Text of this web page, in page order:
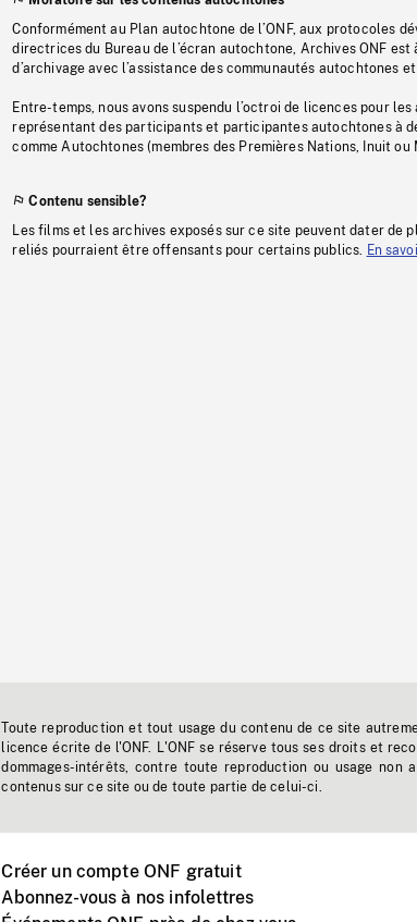
Conformément au Plan autochtone de l’ONF, aux protocoles
directrices du Bureau de l’écran autochtone, Archives ONF
d’archivage avec l’assistance des communautés autochtones
Entre-temps, nous avons suspendu l’octroi de licences pour
représentant des participants et participantes autochtones à
comme Autochtones (membres des Premières Nations, Inuit ou
Contenu sensible?
Les films et les archives exposés sur ce site peuvent dater de
reliés pourraient être offensants pour certains publics.
En
Toute reproduction et tout usage du contenu de ce site
licence écrite de l'ONF. L'ONF se réserve tous ses droits et
dommages-intérêts, contre toute reproduction ou usage non
contenus sur ce site ou de toute partie de celui-ci.
Créer un compte ONF gratuit
Abonnez-vous à nos infolettres